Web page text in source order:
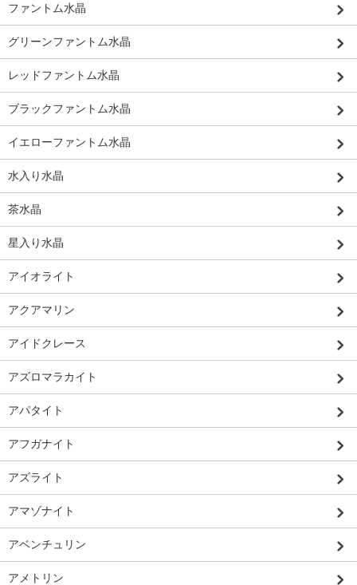
ファントム水晶
グリーンファントム水晶
レッドファントム水晶
ブラックファントム水晶
イエローファントム水晶
水入り水晶
茶水晶
星入り水晶
アイオライト
アクアマリン
アイドクレース
アズロマラカイト
アパタイト
アフガナイト
アズライト
アマゾナイト
アベンチュリン
アメトリン